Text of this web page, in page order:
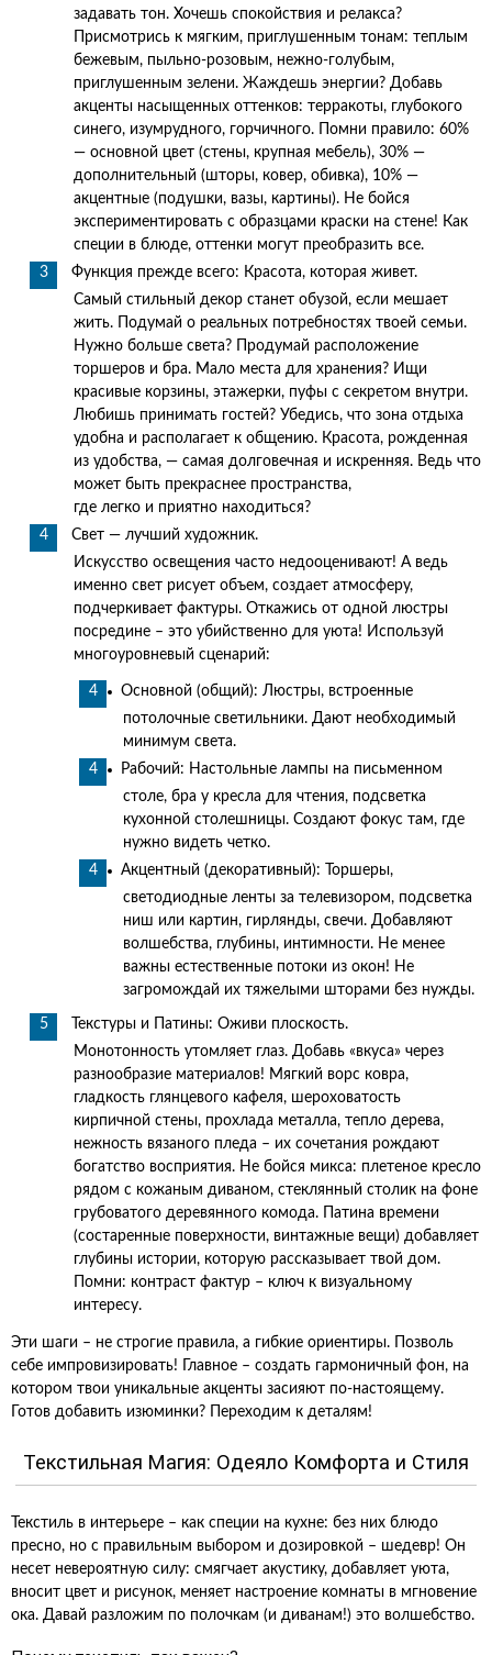
задавать тон. Хочешь спокойствия и релакса?
Присмотрись к мягким, приглушенным тонам: теплым
бежевым, пыльно-розовым, нежно-голубым,
приглушенным зелени. Жаждешь энергии? Добавь
акценты насыщенных оттенков: терракоты, глубокого
синего, изумрудного, горчичного. Помни правило: 60%
— основной цвет (стены, крупная мебель), 30% —
дополнительный (шторы, ковер, обивка), 10% —
акцентные (подушки, вазы, картины). Не бойся
экспериментировать с образцами краски на стене! Как
специи в блюде, оттенки могут преобразить все.
Функция прежде всего: Красота, которая живет.
Самый стильный декор станет обузой, если мешает
жить. Подумай о реальных потребностях твоей семьи.
Нужно больше света? Продумай расположение
торшеров и бра. Мало места для хранения? Ищи
красивые корзины, этажерки, пуфы с секретом внутри.
Любишь принимать гостей? Убедись, что зона отдыха
удобна и располагает к общению. Красота, рожденная
из удобства, — самая долговечная и искренняя. Ведь что
может быть прекраснее пространства,
где легко и приятно находиться?
Свет — лучший художник.
Искусство освещения часто недооценивают! А ведь
именно свет рисует объем, создает атмосферу,
подчеркивает фактуры. Откажись от одной люстры
посредине – это убийственно для уюта! Используй
многоуровневый сценарий:
Основной (общий): Люстры, встроенные
потолочные светильники. Дают необходимый
минимум света.
Рабочий: Настольные лампы на письменном
столе, бра у кресла для чтения, подсветка
кухонной столешницы. Создают фокус там, где
нужно видеть четко.
Акцентный (декоративный): Торшеры,
светодиодные ленты за телевизором, подсветка
ниш или картин, гирлянды, свечи. Добавляют
волшебства, глубины, интимности. Не менее
важны естественные потоки из окон! Не
загромождай их тяжелыми шторами без нужды.
Текстуры и Патины: Оживи плоскость.
Монотонность утомляет глаз. Добавь «вкуса» через
разнообразие материалов! Мягкий ворс ковра,
гладкость глянцевого кафеля, шероховатость
кирпичной стены, прохлада металла, тепло дерева,
нежность вязаного пледа – их сочетания рождают
богатство восприятия. Не бойся микса: плетеное кресло
рядом с кожаным диваном, стеклянный столик на фоне
грубоватого деревянного комода. Патина времени
(состаренные поверхности, винтажные вещи) добавляет
глубины истории, которую рассказывает твой дом.
Помни: контраст фактур – ключ к визуальному
интересу.
Эти шаги – не строгие правила, а гибкие ориентиры. Позволь
себе импровизировать! Главное – создать гармоничный фон, на
котором твои уникальные акценты засияют по-настоящему.
Готов добавить изюминки? Переходим к деталям!
Текстильная Магия: Одеяло Комфорта и Стиля
Текстиль в интерьере – как специи на кухне: без них блюдо
пресно, но с правильным выбором и дозировкой – шедевр! Он
несет невероятную силу: смягчает акустику, добавляет уюта,
вносит цвет и рисунок, меняет настроение комнаты в мгновение
ока. Давай разложим по полочкам (и диванам!) это волшебство.